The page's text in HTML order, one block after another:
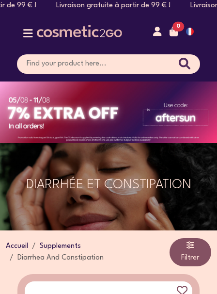
€ ! Livraison gratuite à partir de 99 € ! Livraison
0
DIARRHÉE ET CONSTIPATION
Accueil
Supplements
Diarrhea And Constipation
Filtrer